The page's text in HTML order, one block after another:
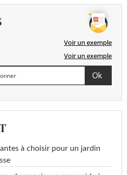
Voir un exemple
Voir un exemple
à choisir pour un jardin